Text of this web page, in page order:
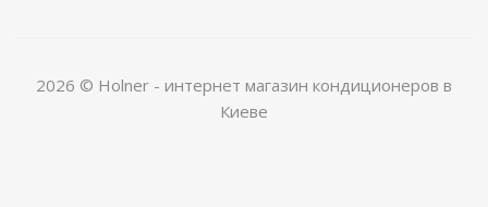
2026 © Holner - интернет магазин кондиционеров в
Киеве